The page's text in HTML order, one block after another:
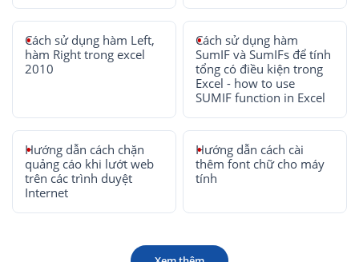
Cách sử dụng hàm Left,
hàm Right trong excel
2010
Cách sử dụng hàm
SumIF và SumIFs để tính
tổng có điều kiện trong
Excel - how to use
SUMIF function in Excel
Hướng dẫn cách chặn
quảng cáo khi lướt web
trên các trình duyệt
Internet
Hướng dẫn cách cài
thêm font chữ cho máy
tính